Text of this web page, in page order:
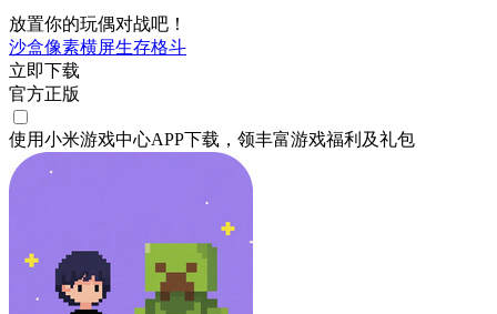
放置你的玩偶对战吧！
沙盒像素横屏生存格斗
立即下载
官方正版
使用小米游戏中心APP下载 ，领丰富游戏福利 及礼包